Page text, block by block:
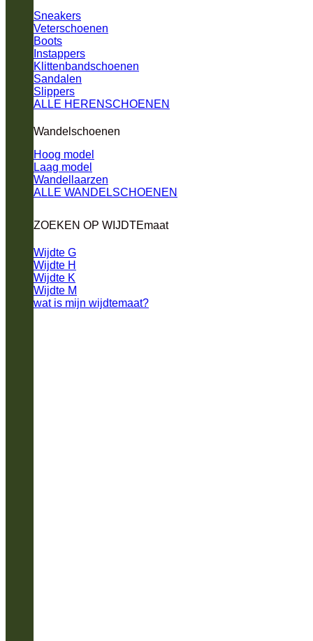
Sneakers
Veterschoenen
Boots
Instappers
Klittenbandschoenen
Sandalen
Slippers
ALLE HERENSCHOENEN
Wandelschoenen
Hoog model
Laag model
Wandellaarzen
ALLE WANDELSCHOENEN
ZOEKEN OP WIJDTEmaat
Wijdte G
Wijdte H
Wijdte K
Wijdte M
wat is mijn wijdtemaat?